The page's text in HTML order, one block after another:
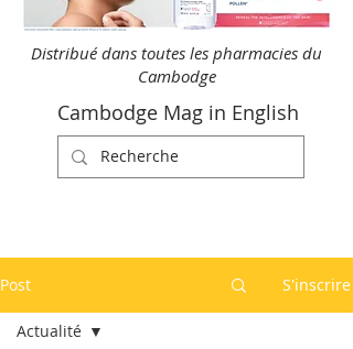
Distribué dans toutes les pharmacies du
Cambodge
Cambodge Mag in English
Post S'inscrire
Actualité